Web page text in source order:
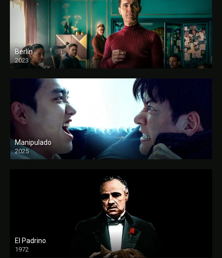
Berlín
2023
Manipulado
2025
El Padrino
1972
FULL HD